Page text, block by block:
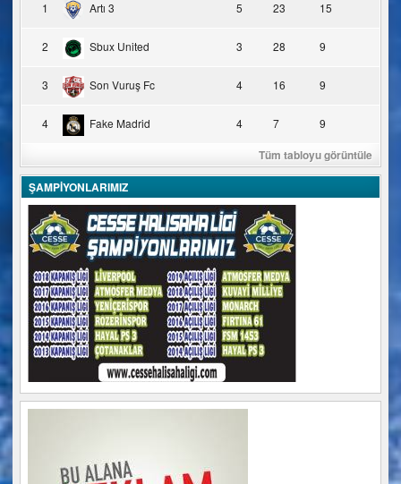
1 Artı 3 5 23 15
2 Sbux United 3 28 9
3 Son Vuruş Fc 4 16 9
4 Fake Madrid 4 7 9
Tüm tabloyu görüntüle
ŞAMPİYONLARIMIZ